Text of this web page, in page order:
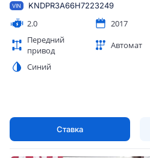
VIN KNDPR3A66H7223249
2.0 2017
Передний
привод
Автомат
Синий
Ставка